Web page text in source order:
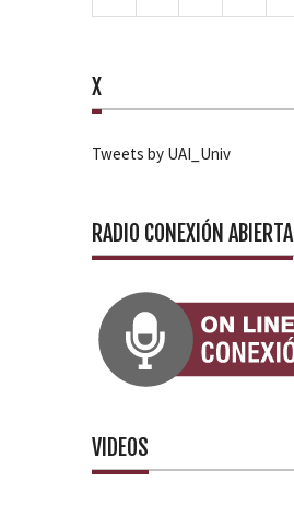
X
Tweets by UAI_Univ
RADIO CONEXIÓN ABIERTA
VIDEOS